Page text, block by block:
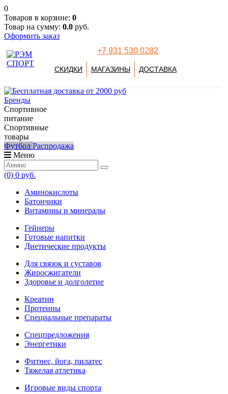
0
Товаров в корзине: 0
Товар на сумму: 0.0 руб.
Оформить заказ
+7 931 530 0282
СКИДКИ МАГАЗИНЫ ДОСТАВКА
Бренды
Спортивное
питание
Спортивные
товары
Футбол Распродажа
Меню
(0) 0 руб.
Аминокислоты
Батончики
Витамины и минералы
Гейнеры
Готовые напитки
Диетические продукты
Для связок и суставов
Жиросжигатели
Здоровье и долголетие
Креатин
Протеины
Специальные препараты
Спецпредложения
Энергетики
Фитнес, йога, пилатес
Тяжелая атлетика
Игровые виды спорта